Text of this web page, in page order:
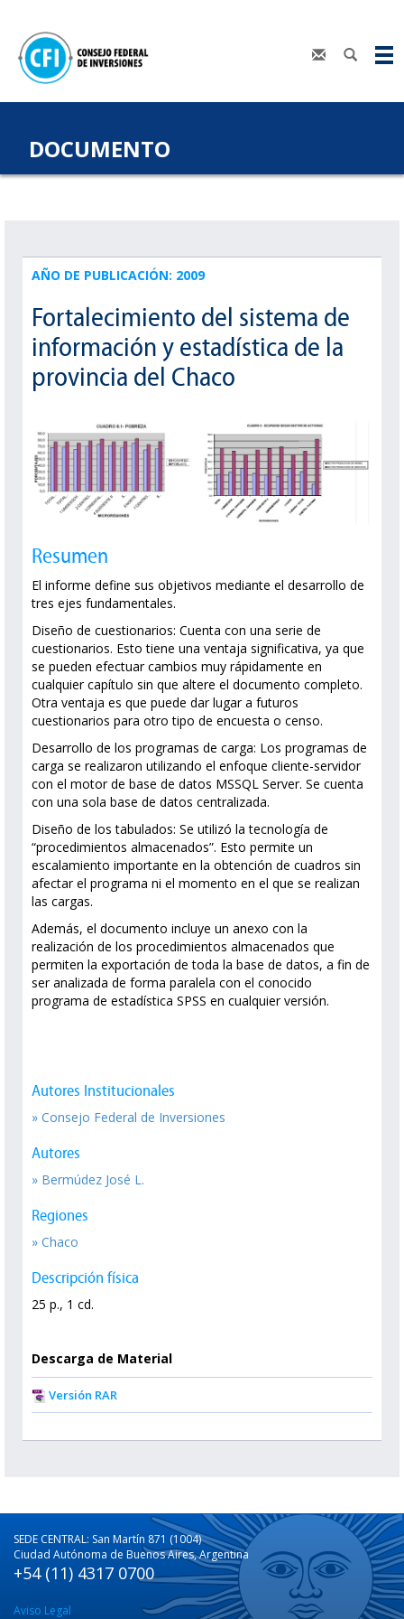
DOCUMENTO
AÑO DE PUBLICACIÓN: 2009
Fortalecimiento del sistema de
información y estadística de la
provincia del Chaco
Resumen
El informe define sus objetivos mediante el desarrollo de
tres ejes fundamentales.
Diseño de cuestionarios: Cuenta con una serie de
cuestionarios. Esto tiene una ventaja significativa, ya que
se pueden efectuar cambios muy rápidamente en
cualquier capítulo sin que altere el documento completo.
Otra ventaja es que puede dar lugar a futuros
cuestionarios para otro tipo de encuesta o censo.
Desarrollo de los programas de carga: Los programas de
carga se realizaron utilizando el enfoque cliente-servidor
con el motor de base de datos MSSQL Server. Se cuenta
con una sola base de datos centralizada.
Diseño de los tabulados: Se utilizó la tecnología de
“procedimientos almacenados”. Esto permite un
escalamiento importante en la obtención de cuadros sin
afectar el programa ni el momento en el que se realizan
las cargas.
Además, el documento incluye un anexo con la
realización de los procedimientos almacenados que
permiten la exportación de toda la base de datos, a fin de
ser analizada de forma paralela con el conocido
programa de estadística SPSS en cualquier versión.
Autores Institucionales
» Consejo Federal de Inversiones
Autores
» Bermúdez José L.
Regiones
» Chaco
Descripción física
25 p., 1 cd.
Descarga de Material
Versión RAR
SEDE CENTRAL: San Martín 871 (1004)
Ciudad Autónoma de Buenos Aires, Argentina
+54 (11) 4317 0700
Aviso Legal